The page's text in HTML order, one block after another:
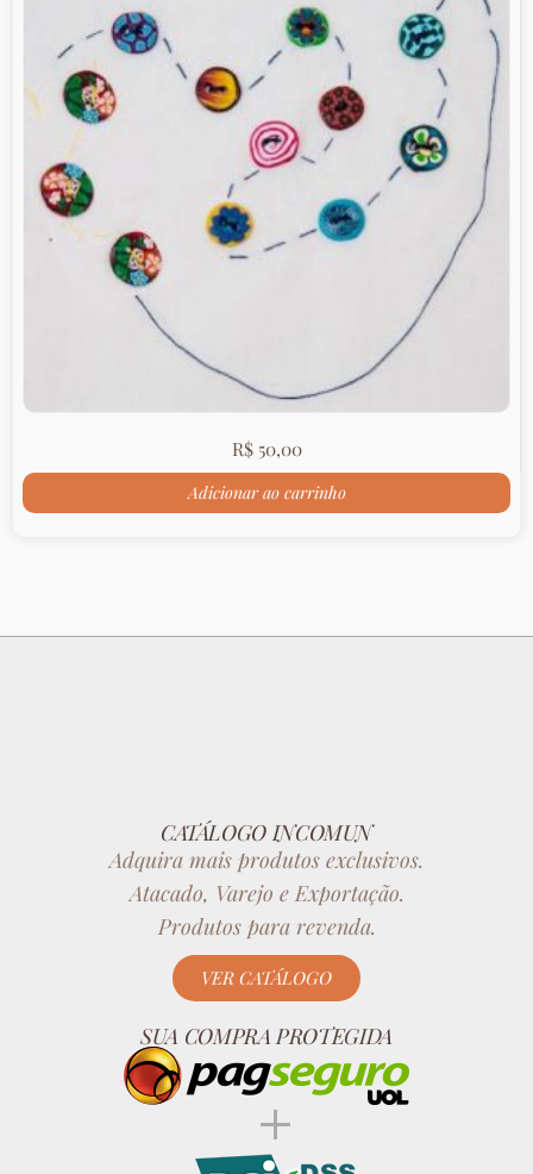
R$50,00
Adicionar ao carrinho
CATÁLOGO INCOMUN
Adquira mais produtos exclusivos.
Atacado, Varejo e Exportação.
Produtos para revenda.
VER CATÁLOGO
SUA COMPRA PROTEGIDA